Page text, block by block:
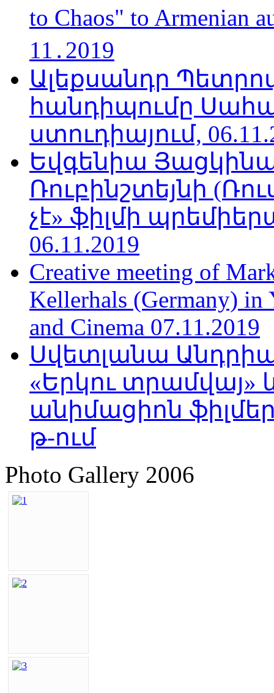
to Chaos" to Armenian
11․2019
Ալեքսանդր
հանդիպումը
ստուդիայում,
Եվգենիա
Ռուբինշտեյնի
չէ» ֆիլմի
06.11.2019
Creative meeting of
Kellerhals (Germany) in
and Cinema 07.11.2019
Սվետլանա
«Երկու տրամվայ»
անիմացիոն
թ-ում
Photo Gallery 2006